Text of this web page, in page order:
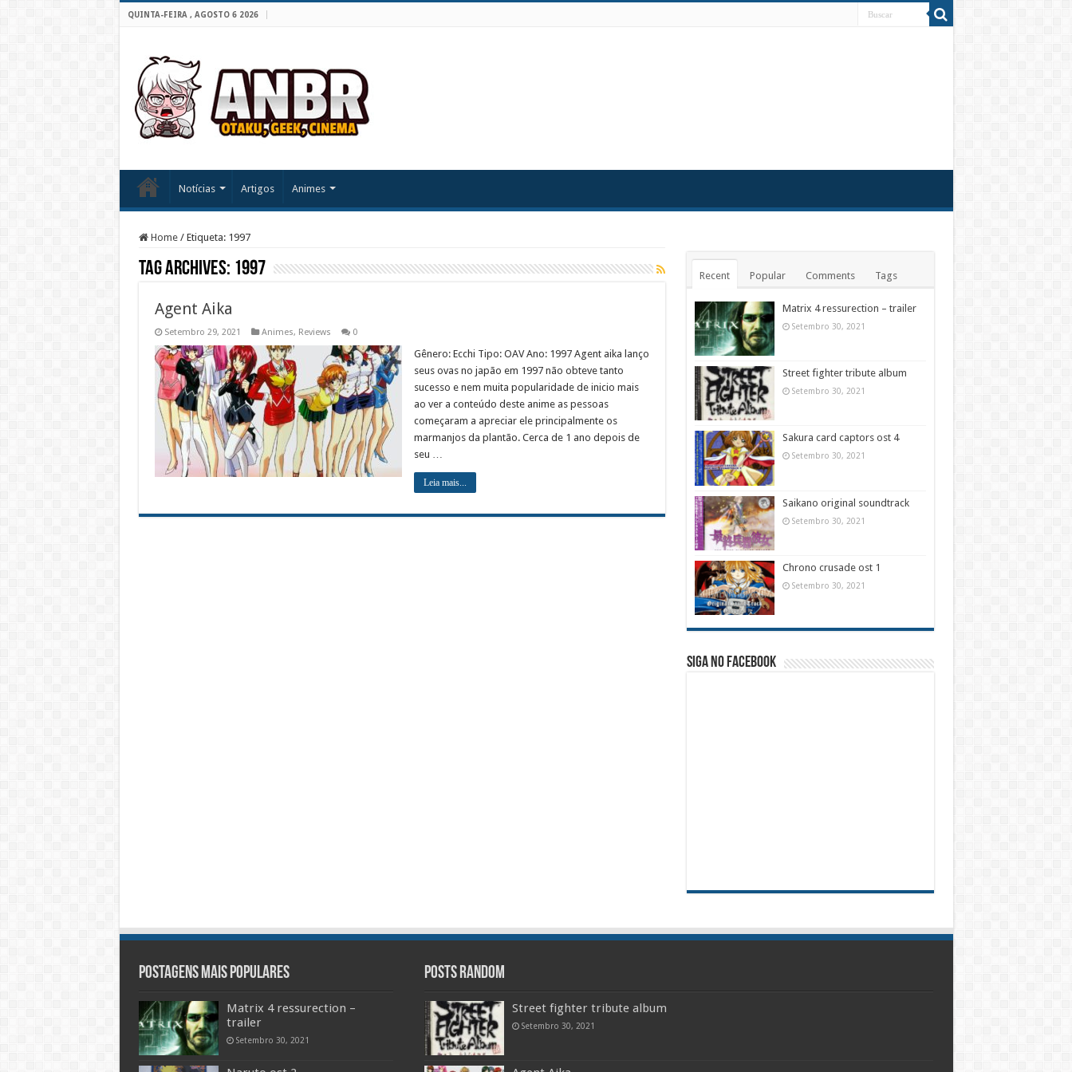
QUINTA-FEIRA , AGOSTO 6 2026
Notícias Artigos Animes
Home / Etiqueta: 1997
Tag Archives: 1997
Agent Aika
Setembro 29, 2021 Animes, Reviews 0
Gênero: Ecchi Tipo: OAV Ano: 1997 Agent aika lanço
seus ovas no japão em 1997 não obteve tanto
sucesso e nem muita popularidade de inicio mais
ao ver a conteúdo deste anime as pessoas
começaram a apreciar ele principalmente os
marmanjos da plantão. Cerca de 1 ano depois de
seu …
Leia mais...
Recent Popular Comments Tags
Matrix 4 ressurection – trailer
Setembro 30, 2021
Street fighter tribute album
Setembro 30, 2021
Sakura card captors ost 4
Setembro 30, 2021
Saikano original soundtrack
Setembro 30, 2021
Chrono crusade ost 1
Setembro 30, 2021
Siga no facebook
Postagens mais populares
Matrix 4 ressurection –
trailer
Setembro 30, 2021
Posts random
Street fighter tribute album
Setembro 30, 2021